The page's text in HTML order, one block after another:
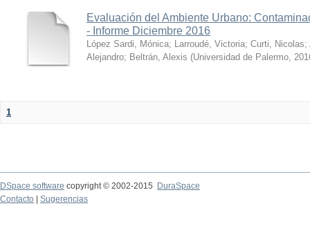
Evaluación del Ambiente Urbano:
- Informe Diciembre 2016
López Sardi, Mónica; Larroudé, Victoria; Curti, Nicolas;
Alejandro; Beltrán, Alexis (Universidad de Palermo,
1
DSpace software copyright © 2002-2015
DuraSpace
Contacto
Sugerencias